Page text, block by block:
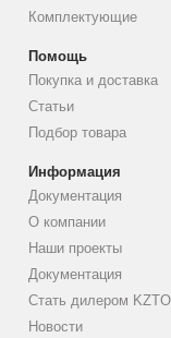
Комплектующие
Помощь
Покупка и доставка
Статьи
Подбор товара
Информация
Документация
О компании
Наши проекты
Документация
Стать дилером KZTO
Новости